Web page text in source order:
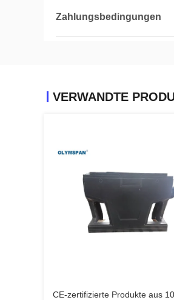
Zahlungsbedingungen
CE-zertifizierte Produkte aus